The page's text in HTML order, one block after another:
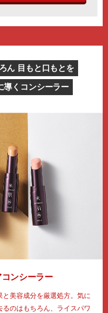
ん 目もと口もとを
導くコンシーラー
ンシーラー
美容成分を厳選処方。気に
のはもちろん、ライスパワ